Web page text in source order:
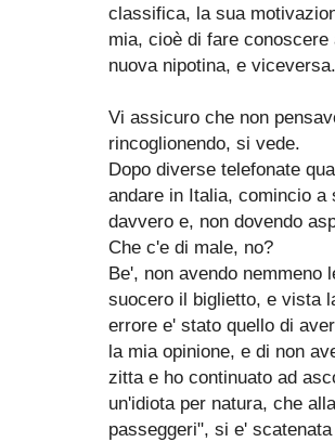
classifica, la sua
mia, cioè di fare
nuova nipotina, e viceversa.
Vi assicuro che non
rincoglionendo, si vede.
Dopo diverse telefonate
andare in Italia, comincio
davvero e, non dovendo
Che c'e di male, no?
Be', non avendo nemmeno
suocero il biglietto, e vista
errore e' stato quello di
la mia opinione, e di non
zitta e ho continuato ad
un'idiota per natura, che
passeggeri", si e'